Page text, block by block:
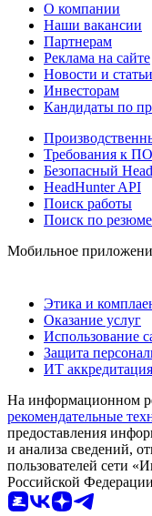
О компании
Наши вакансии
Партнерам
Реклама на сайте
Новости и статьи
Инвесторам
Кандидаты по
Требования к ПО
Безопасный
HeadHunter API
Поиск работы
Поиск по резюме
Мобильное
Этика и
Оказание услуг
Использование
Защита
ИТ аккредитация
На информационном
рекомендательные
предоставления
и анализа сведений,
пользователей сети
Российской